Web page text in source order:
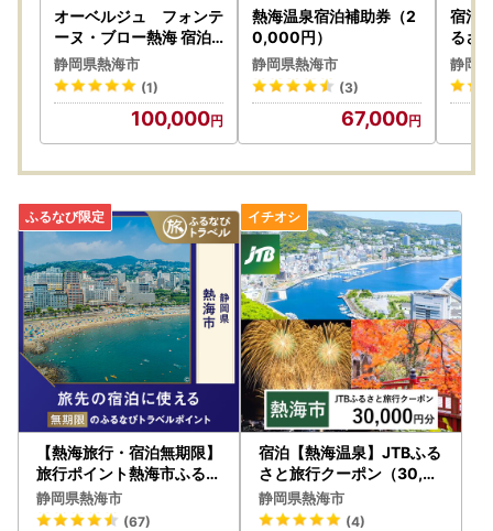
オーベルジュ フォンテ
ーヌ・ブロー熱海 宿泊
ギフト券（30,000円分
）
静岡県熱海市
(1)
100,000
熱海温泉宿泊補助券（2
0,000円）
静岡県熱海市
(3)
67,000
宿泊
るさ
円分
旅行
静岡
【熱海旅行・宿泊無期限】
旅行ポイント熱海市ふるな
びトラベルポイント
静岡県熱海市
(67)
宿泊【熱海温泉】JTBふる
さと旅行クーポン（30,0
00円分）Eメール発行 宿
泊券
静岡県熱海市
(4)